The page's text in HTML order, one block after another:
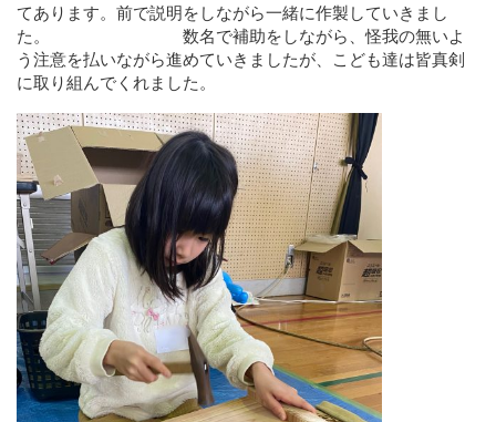
てあります。前で説明をしながら一緒に作製していきまし
た。 数名で補助をしながら、怪我の無いよ
う注意を払いながら進めていきましたが、こども達は皆真剣
に取り組んでくれました。